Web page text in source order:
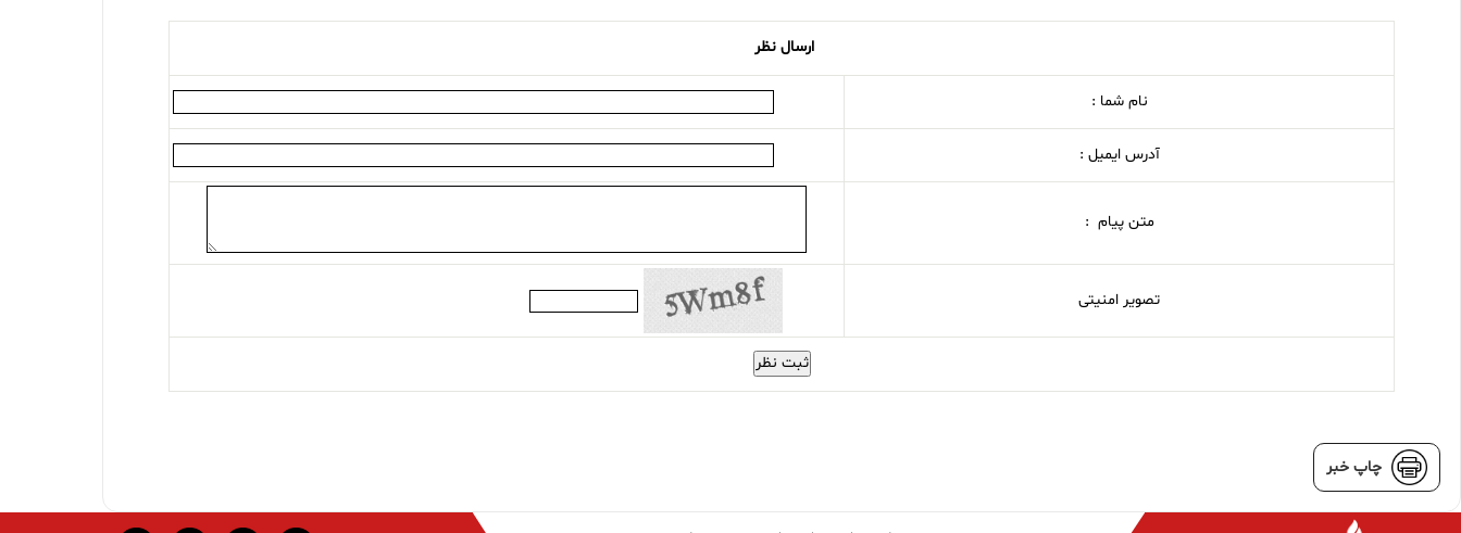
ارسال نظر
نام شما :
آدرس ایمیل :
متن پیام :
تصویر امنیتی
ثبت نظر
چاپ خبر